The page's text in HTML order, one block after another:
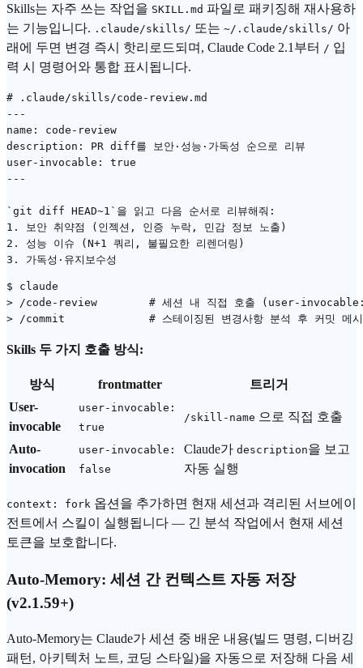
Skills는 자주 쓰는 작업을 SKILL.md 파일로 패키징해 재사용하
는 기능입니다. .claude/skills/ 또는 ~/.claude/skills/ 아
래에 두면 변경 즉시 핫리로드되며, Claude Code 2.1부터 / 입
력 시 명령어와 통합 표시됩니다.
# .claude/skills/code-review.md
---
name: code-review
description: PR diff를 보안·성능·가독성 순으로 리뷰
user-invocable: true
---
`git diff HEAD~1`을 읽고 다음 순서로 리뷰해줘:
1. 보안 취약점 (인젝션, 인증 누락, 민감 정보 노출)
2. 성능 이슈 (N+1 쿼리, 불필요한 리렌더링)
$ claude
> /code-review        # 세션 내 직접 호출 (user-
Skills 두 가지 호출 방식:
방식 frontmatter
트리거
User-
invocable
user-invocable:
true
/skill-name 으로 직접 호출
Auto-
invocation
user-invocable:
false
Claude가 description을 보고
자동 실행
context: fork 옵션을 추가하면 현재 세션과 격리된 서브에이
전트에서 스킬이 실행됩니다 — 긴 분석 작업에서 현재 세션
토큰을 보호합니다.
Auto-Memory: 세션 간 컨텍스트 자동 저장
(v2.1.59+)
Auto-Memory는 Claude가 세션 중 배운 내용(빌드 명령, 디버깅
패턴, 아키텍처 노트, 코딩 스타일)을 자동으로 저장해 다음 세